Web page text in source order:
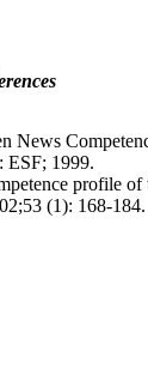
News
ESF; 1999.
profile of
(1): 168-184.